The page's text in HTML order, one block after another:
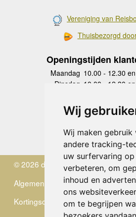
Wij
Wij maken gebruik
andere tracking-
uw surfervaring
verbeteren, om
inhoud en
ons
om te begrijpen
Vereniging van
Thuisbezorgd
Openingstijden
Maandag 10.00 - 12.30
Dinsdag 10.00 - 12.30
Donderdag
10.00 - 12.30
Vrijdag 10.00 - 12.30
Zaterdag
Zondag
© 2026 de Zwerver
Algemene Voorwaarden
Kortingscode